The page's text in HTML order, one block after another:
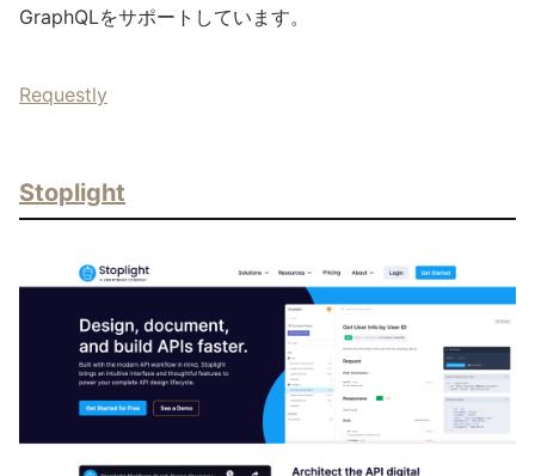
GraphQLをサポートしています。
Requestly
Stoplight